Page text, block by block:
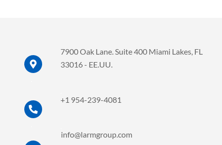
7900 Oak Lane. Suite 400 Miami Lakes, FL
33016 - EE.UU.
+1 954-239-4081
info@larmgroup.com